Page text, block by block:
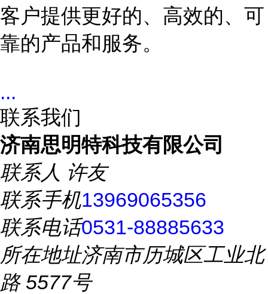
客户提供更好的、高效的、可
靠的产品和服务。
...
联系我们
济南思明特科技有限公司
联系人 许友
联系手机13969065356
联系电话0531-88885633
所在地址济南市历城区工业北
路 5577号